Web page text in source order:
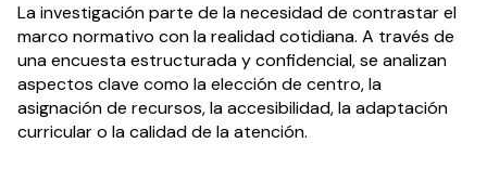
La investigación parte de la necesidad de contrastar el
marco normativo con la realidad cotidiana. A través de
una encuesta estructurada y confidencial, se analizan
aspectos clave como la elección de centro, la
asignación de recursos, la accesibilidad, la adaptación
curricular o la calidad de la atención.